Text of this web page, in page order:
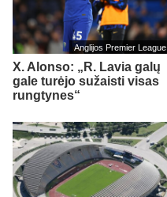
Anglijos Premier League
X. Alonso: „R. Lavia galų
gale turėjo sužaisti visas
rungtynes“